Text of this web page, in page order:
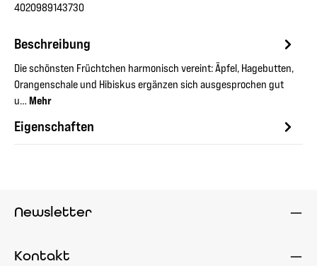
4020989143730
Beschreibung
Die schönsten Früchtchen harmonisch vereint: Äpfel, Hagebutten,
Orangenschale und Hibiskus ergänzen sich ausgesprochen gut
u… Mehr
Eigenschaften
Newsletter
Kontakt